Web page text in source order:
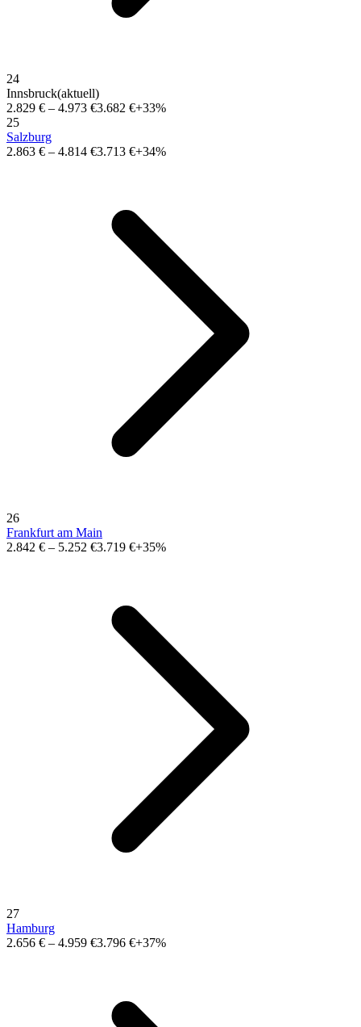
24
Innsbruck(aktuell)
2.829 € – 4.973 €3.682 €+33%
25
Salzburg
2.863 € – 4.814 €3.713 €+34%
26
Frankfurt am Main
2.842 € – 5.252 €3.719 €+35%
27
Hamburg
2.656 € – 4.959 €3.796 €+37%